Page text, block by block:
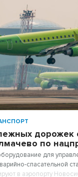
дорожек
по
для
спасательной
в аэропорту